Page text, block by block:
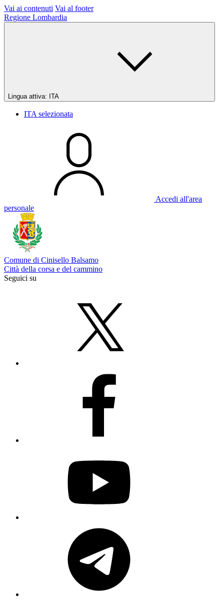
Vai ai contenuti Vai al footer
Regione Lombardia
Lingua attiva: ITA
ITA selezionata
Accedi all'area
personale
Comune di Cinisello Balsamo
Città della corsa e del cammino
Seguici su